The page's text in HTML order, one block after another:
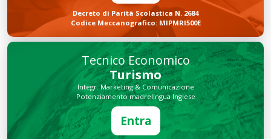
Decreto di Parità Scolastica N. 2684
Codice Meccanografico: MIPMRI500E
Tecnico Economico
Turismo
Integr. Marketing & Comunicazione
Potenziamento madrelingua Inglese
Entra